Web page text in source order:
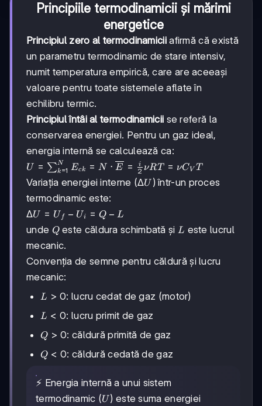
Principiile termodinamicii și mărimi
energetice
Principiul zero al termodinamiciiafirmă că există
un parametru termodinamic de stare intensiv,
numit temperatura empirică, care are aceeași
valoare pentru toate sistemele aflate în
echilibru termic.
Principiul întâi al termodinamicii se referă la
conservarea energiei. Pentru un gaz ideal,
energia internă se calculează ca:
U =
\sum_{k=1}^{N}
E_{ck} = N
\cdot
\overline{E} =
\frac{i}{2} \nu
RT = \nu C_V T
U = ∑k=1
N Eck = N ⋅ E = 2
i νRT = νCV T
Variația energiei interne (\Delta
ΔU ) într-un proces
termodinamic este:
\Delta
U =
U_f -
U_i =
Q - L
ΔU = U f − Ui = Q − L
unde Q
Qeste căldura schimbată și L
L este lucrul
mecanic.
Convenția de semne pentru căldură și lucru
mecanic:
L
0
L > 0: lucru cedat de gaz (motor)
L
0
L < 0: lucru primit de gaz
Q
0
Q > 0: căldură primită de gaz
Q
0
Q < 0: căldură cedată de gaz
⚡ Energia internă a unui sistem
termodinamic (U
U ) este suma energiei